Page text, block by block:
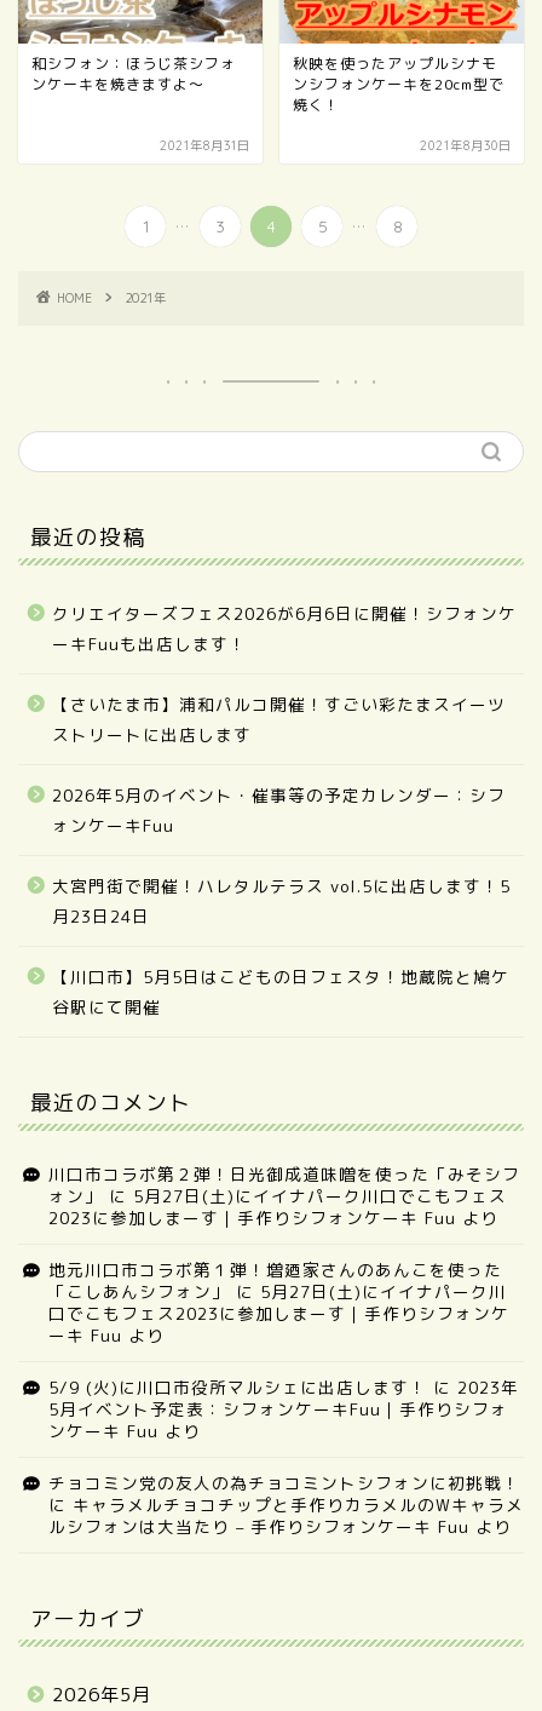
和シフォン：ほうじ茶シフォ
ンケーキを焼きますよ～
2021年8月31日
秋映を使ったアップルシナモ
ンシフォンケーキを20cm型で
焼く！
2021年8月30日
1 ... 3 4 5 ... 8
HOME 2021年
最近の投稿
クリエイターズフェス2026が6月6日に開催！シフォンケ
ーキFuuも出店します！
【さいたま市】浦和パルコ開催！すごい彩たまスイーツ
ストリートに出店します
2026年5月のイベント・催事等の予定カレンダー：シフ
ォンケーキFuu
大宮門街で開催！ハレタルテラス vol.5に出店します！5
月23日24日
【川口市】5月5日はこどもの日フェスタ！地蔵院と鳩ケ
谷駅にて開催
最近のコメント
川口市コラボ第２弾！日光御成道味噌を使った「みそシフ
ォン」
に 5月27日(土)にイイナパーク川口でこもフェス
2023に参加しまーす｜手作りシフォンケーキ Fuu より
地元川口市コラボ第１弾！増廼家さんのあんこを使った
「こしあんシフォン」
に 5月27日(土)にイイナパーク川
口でこもフェス2023に参加しまーす｜手作りシフォンケ
ーキ Fuu より
5/9 (火)に川口市役所マルシェに出店します！ に 2023年
5月イベント予定表：シフォンケーキFuu｜手作りシフォ
ンケーキ Fuu より
チョコミン党の友人の為チョコミントシフォンに初挑戦！
に キャラメルチョコチップと手作りカラメルのWキャラメ
ルシフォンは大当たり – 手作りシフォンケーキ Fuu より
アーカイブ
2026年5月